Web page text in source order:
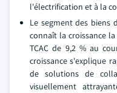
l'électrification et à la
Le segment des biens
connaît la croissance
TCAC de 9,2 % au
croissance s'explique
de solutions de
visuellement